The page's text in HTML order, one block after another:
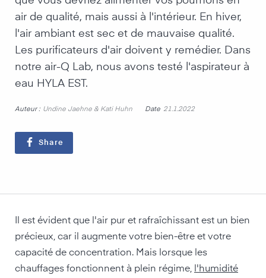
air de qualité, mais aussi à l'intérieur. En hiver,
l'air ambiant est sec et de mauvaise qualité.
Les purificateurs d'air doivent y remédier. Dans
notre air-Q Lab, nous avons testé l'aspirateur à
eau HYLA EST.
Auteur : Undine Jaehne & Kati Huhn Date 21.1.2022
Share
Il est évident que l'air pur et rafraîchissant est un bien
précieux, car il augmente votre bien-être et votre
capacité de concentration. Mais lorsque les
chauffages fonctionnent à plein régime, l'humidité